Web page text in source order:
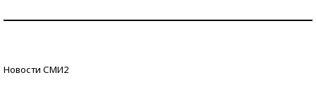
Новости СМИ2